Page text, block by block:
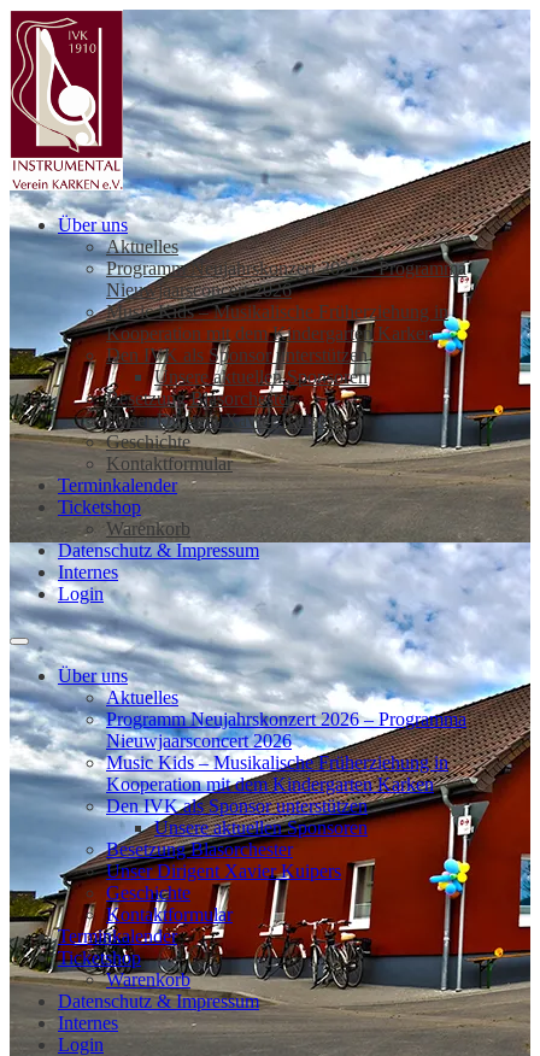
Über uns
Aktuelles
Programm Neujahrskonzert 2026 – Programma
Nieuwjaarsconcert 2026
Music Kids – Musikalische Früherziehung in
Kooperation mit dem Kindergarten Karken
Den IVK als Sponsor unterstützen
Unsere aktuellen Sponsoren
Besetzung Blasorchester
Unser Dirigent Xavier Kuipers
Geschichte
Kontaktformular
Terminkalender
Ticketshop
Warenkorb
Datenschutz & Impressum
Internes
Login
Über uns
Aktuelles
Programm Neujahrskonzert 2026 – Programma
Nieuwjaarsconcert 2026
Music Kids – Musikalische Früherziehung in
Kooperation mit dem Kindergarten Karken
Den IVK als Sponsor unterstützen
Unsere aktuellen Sponsoren
Besetzung Blasorchester
Unser Dirigent Xavier Kuipers
Geschichte
Kontaktformular
Terminkalender
Ticketshop
Warenkorb
Datenschutz & Impressum
Internes
Login